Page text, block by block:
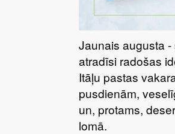
Jaunais augusta
atradīsi radošas
Itāļu pastas
pusdienām,
un, protams,
lomā.